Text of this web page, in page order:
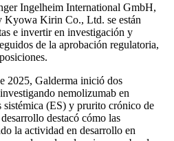
Ingelheim International GmbH,
Kirin Co., Ltd. se están
e invertir en investigación y
de la aprobación regulatoria,
2025, Galderma inició dos
investigando nemolizumab en
sistémica (ES) y prurito crónico de
destacó cómo las
la actividad en desarrollo en